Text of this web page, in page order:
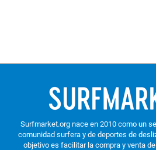
Surfmarket.org nace en 2010 como un
comunidad surfera y de deportes de
objetivo es facilitar la compra y venta